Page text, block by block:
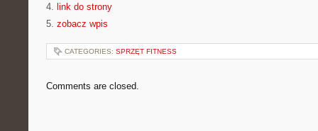
4. link do strony
5. zobacz wpis
CATEGORIES: SPRZĘT FITNESS
Comments are closed.